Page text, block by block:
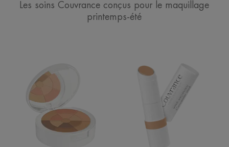
Les soins Couvrance conçus pour le maquillage
printemps-été
Correcteur
corail